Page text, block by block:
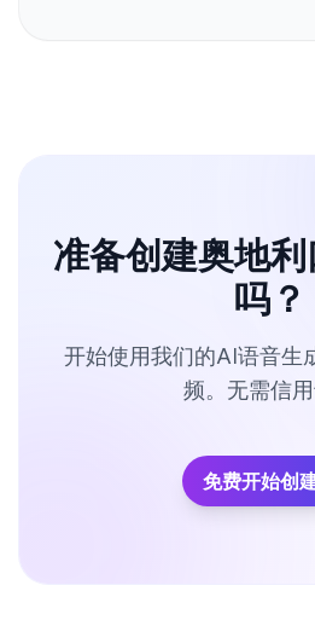
准备创建奥地
吗？
开始使用我们的AI语音生
频。无需信用
免费开始创